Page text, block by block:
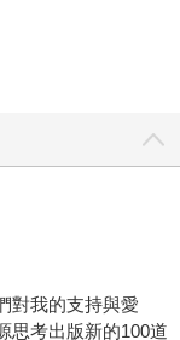
對我的支持與愛
思考出版新的100道